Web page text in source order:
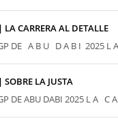
CARRERA AL DETALLE
DE A B U D A B I 2025 L
LA JUSTA
DE ABU DABI 2025 L A C A